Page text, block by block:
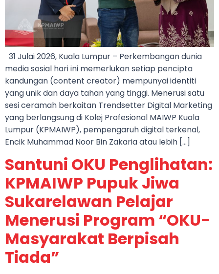
31 Julai 2026, Kuala Lumpur – Perkembangan dunia
media sosial hari ini memerlukan setiap pencipta
kandungan (content creator) mempunyai identiti
yang unik dan daya tahan yang tinggi. Menerusi satu
sesi ceramah berkaitan Trendsetter Digital Marketing
yang berlangsung di Kolej Profesional MAIWP Kuala
Lumpur (KPMAIWP), pempengaruh digital terkenal,
Encik Muhammad Noor Bin Zakaria atau lebih […]
Santuni OKU Penglihatan:
KPMAIWP Pupuk Jiwa
Sukarelawan Pelajar
Menerusi Program “OKU-
Masyarakat Berpisah
Tiada”